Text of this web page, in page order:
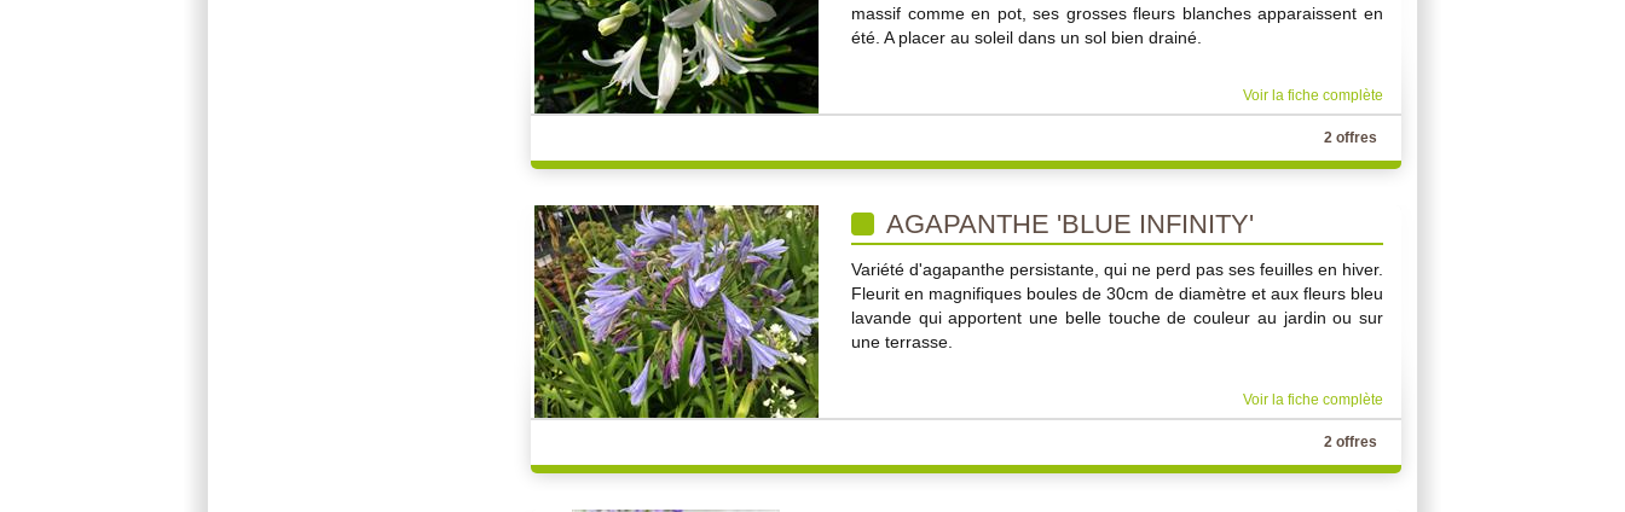
massif comme en pot, ses grosses fleurs blanches apparaissent en
été. A placer au soleil dans un sol bien drainé.
Voir la fiche complète
2 offres
AGAPANTHE 'BLUE INFINITY'
Variété d'agapanthe persistante, qui ne perd pas ses feuilles en hiver.
Fleurit en magnifiques boules de 30cm de diamètre et aux fleurs bleu
lavande qui apportent une belle touche de couleur au jardin ou sur
une terrasse.
Voir la fiche complète
2 offres